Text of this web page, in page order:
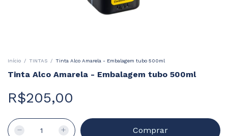
Início / TINTAS / Tinta Alco Amarela - Embalagem tubo 500ml
Tinta Alco Amarela - Embalagem tubo 500ml
R$205,00